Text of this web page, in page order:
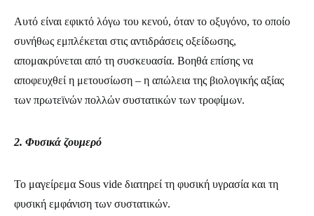
Αυτό είναι εφικτό λόγω του κενού, όταν το οξυγόνο, το οποίο
συνήθως εμπλέκεται στις αντιδράσεις οξείδωσης,
απομακρύνεται από τη συσκευασία. Βοηθά επίσης να
αποφευχθεί η μετουσίωση – η απώλεια της βιολογικής αξίας
των πρωτεϊνών πολλών συστατικών των τροφίμων.
2. Φυσικά ζουμερό
Το μαγείρεμα Sous vide διατηρεί τη φυσική υγρασία και τη
φυσική εμφάνιση των συστατικών.